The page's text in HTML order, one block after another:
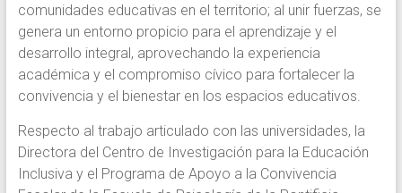
comunidades educativas en el territorio; al unir fuerzas, se
genera un entorno propicio para el aprendizaje y el
desarrollo integral, aprovechando la experiencia
académica y el compromiso cívico para fortalecer la
convivencia y el bienestar en los espacios educativos.
Respecto al trabajo articulado con las universidades, la
Directora del Centro de Investigación para la Educación
Inclusiva y el Programa de Apoyo a la Convivencia